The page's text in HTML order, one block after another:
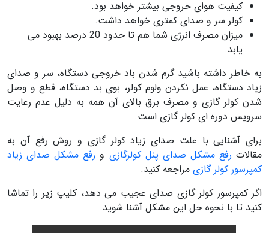
کیفیت هوای خروجی بیشتر خواهد بود.
کولر سر و صدای کمتری خواهد داشت.
میزان مصرف انرژی شما هم تا حدود 20 درصد بهبود می
یابد.
به خاطر داشته باشید گرم شدن باد خروجی دستگاه، سر و صدای
زیاد دستگاه، عمل نکردن ولوم کولر، بوی بد دستگاه، قطع و وصل
شدن کولر گازی و مصرف برق بالای آن همه به دلیل عدم رعایت
سرویس دوره ای کولر گازی است.
برای آشنایی با علت صدای زیاد کولر گازی و روش رفع آن به
مقالات رفع مشکل صدای پنل کولرگازی و رفع مشکل صدای زیاد
کمپرسور کولر گازی مراجعه کنید.
اگر کمپرسور کولر گازی صدای عجیب می دهد، کلیپ زیر را تماشا
کنید تا با نحوه حل این مشکل آشنا شوید.